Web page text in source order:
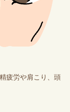
疲労や肩こり、頭